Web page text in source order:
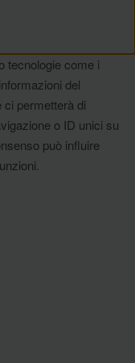
tecnologie come i
del
permetterà di
o ID unici su
può influire